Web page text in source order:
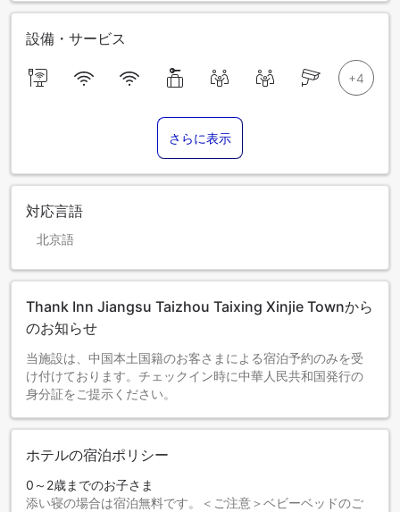
設備・サービス
さらに表示
対応言語
北京語
Thank Inn Jiangsu Taizhou Taixing Xinjie Townから
のお知らせ
当施設は、中国本土国籍のお客さまによる宿泊予約のみを受
け付けております。チェックイン時に中華人民共和国発行の
身分証をご提示ください。
ホテルの宿泊ポリシー
0～2歳までのお子さま
添い寝の場合は宿泊無料です。＜ご注意＞ベビーベッドのご